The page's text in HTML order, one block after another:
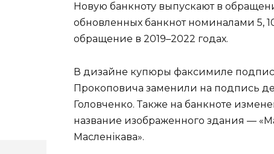
Новую банкноту выпускают в
обновленных банкнот номиналами 5,
обращение в 2019–2022 годах.
В дизайне купюры факсимиле
Прокоповича заменили на подпись
Головченко. Также на банкноте
название изображенного здания —
Масленікава».